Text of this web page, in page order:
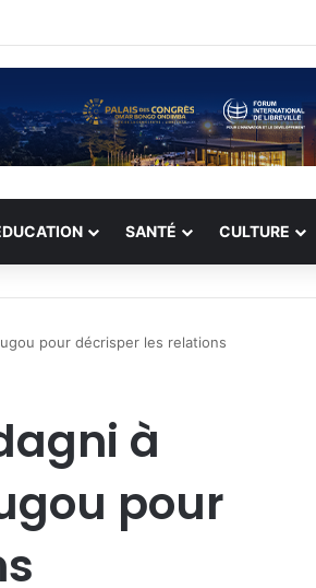
mais les enlèvements perdurent
SANTÉ CULTURE
pour décrisper les relations‎‎
à
pour